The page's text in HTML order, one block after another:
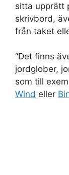
sitta upprätt
skrivbord,
från taket
“Det finns
jordglober,
som till
Wind eller